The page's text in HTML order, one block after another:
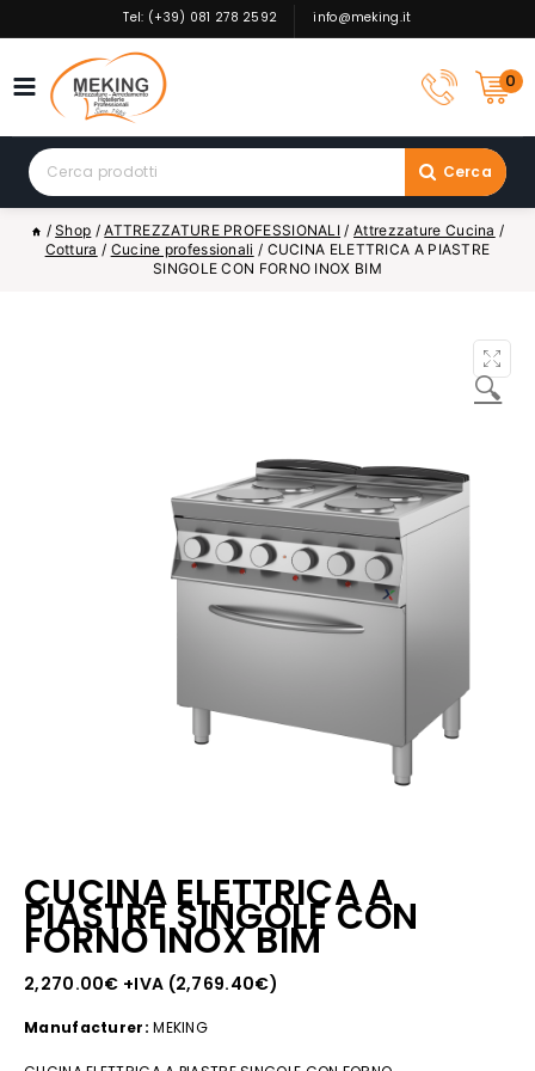
to
Tel: (+39) 081 278 2592 info@meking.it
0
Search
for:
Cerca
/ Shop / ATTREZZATURE PROFESSIONALI / Attrezzature Cucina /
Cottura / Cucine professionali / CUCINA ELETTRICA A PIASTRE
SINGOLE CON FORNO INOX BIM
🔍
CUCINA ELETTRICA A
PIASTRE SINGOLE CON
FORNO INOX BIM
2,270.00€ +IVA (2,769.40€)
Manufacturer: MEKING